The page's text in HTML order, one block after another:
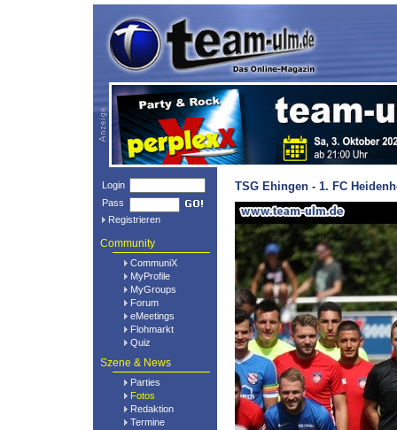
Login
Pass
Registrieren
Community
CommuniX
MyProfile
MyGroups
Forum
eMeetings
Flohmarkt
Quiz
Szene & News
Parties
Fotos
Redaktion
Termine
TSG Ehingen - 1. FC